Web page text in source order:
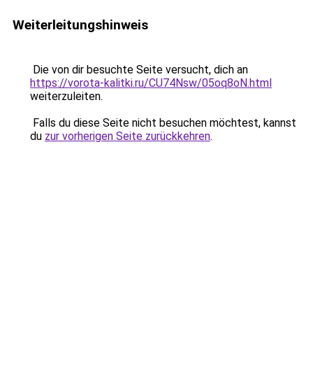
Weiterleitungshinweis
Die von dir besuchte Seite versucht, dich an
https://vorota-kalitki.ru/CU74Nsw/05oq8oN.html
weiterzuleiten.
Falls du diese Seite nicht besuchen möchtest, kannst
du zur vorherigen Seite zurückkehren.